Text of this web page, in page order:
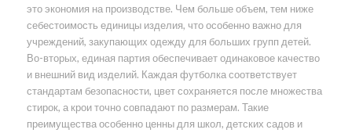
это экономия на производстве. Чем больше объем, тем ниже
себестоимость единицы изделия, что особенно важно для
учреждений, закупающих одежду для больших групп детей.
Во-вторых, единая партия обеспечивает одинаковое качество
и внешний вид изделий. Каждая футболка соответствует
стандартам безопасности, цвет сохраняется после множества
стирок, а крои точно совпадают по размерам. Такие
преимущества особенно ценны для школ, детских садов и